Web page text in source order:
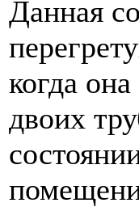
Данная
когда
двоих